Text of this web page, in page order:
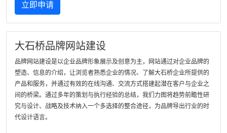
立即申请
大石桥品牌网站建设
品牌网站建设是以企业品牌形象展示及创意为主，网站通过对企业品牌的
塑造、信息的介绍，让浏览者熟悉企业的情况、了解大石桥企业所提供的
产品和服务，并通过有效的在线沟通、交流方式搭建起潜在客户与企业之
间的桥梁。通过多年的策划与执行经验的总结，我们力图将趋势前瞻性研
究与设计、战略及技术纳入一个多选择的整合途径，为品牌导出行业的时
代设计语言。